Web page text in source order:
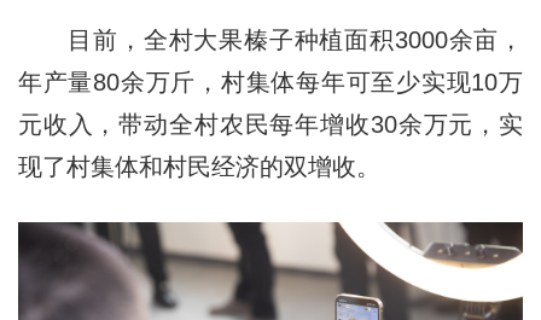
目前，全村大果榛子种植面积3000余亩，
年产量80余万斤，村集体每年可至少实现10万
元收入，带动全村农民每年增收30余万元，实
现了村集体和村民经济的双增收。